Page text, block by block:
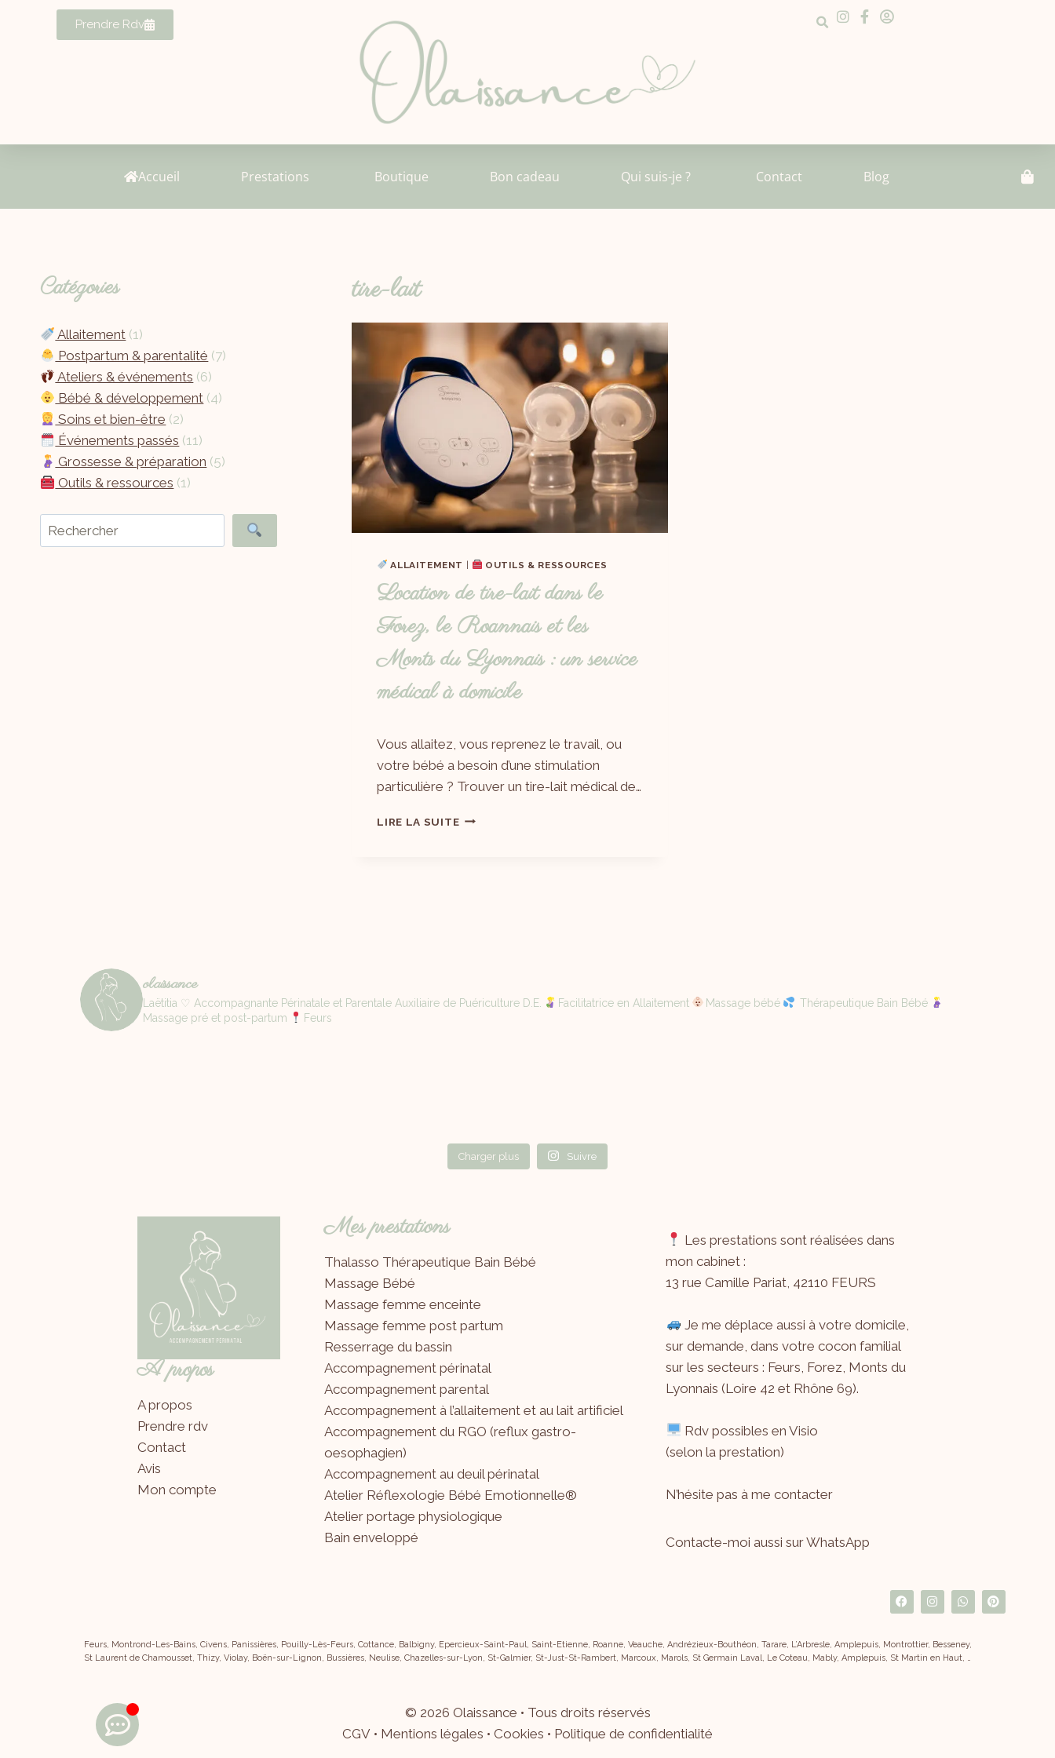
Prendre Rdv
Accueil Prestations Boutique Bon cadeau Qui suis-je ? Contact Blog
tire-lait
ALLAITEMENT OUTILS & RESSOURCES
Location de tire-lait dans le
Forez, le Roannais et les
Monts du Lyonnais : un service
médical à domicile
Laëtitia
Vous allaitez, vous reprenez le travail, ou
votre bébé a besoin d’une stimulation
particulière ? Trouver un tire-lait médical de…
LIRE LA SUITE
Catégories
Allaitement (1)
Postpartum & parentalité (7)
Ateliers & événements (6)
Bébé & développement (4)
Soins et bien-être (2)
Événements passés (11)
Grossesse & préparation (5)
Outils & ressources (1)
olaissance
Laëtitia ♡ Accompagnante Périnatale et Parentale Auxiliaire de Puériculture D.E. Facilitatrice en Allaitement Massage bébé
Thérapeutique Bain Bébé
Massage pré et post-partum
Feurs
Charger plus Suivre
A propos
A propos
Prendre rdv
Contact
Avis
Mon compte
Mes prestations
Thalasso Thérapeutique Bain Bébé
Massage Bébé
Massage femme enceinte
Massage femme post partum
Resserrage du bassin
Accompagnement périnatal
Accompagnement parental
Accompagnement à l’allaitement et au lait artificiel
Accompagnement du RGO (reflux gastro-
oesophagien)
Accompagnement au deuil périnatal
Atelier Réflexologie Bébé Emotionnelle®
Atelier portage physiologique
Bain enveloppé
Les prestations sont réalisées dans
mon cabinet :
13 rue Camille Pariat, 42110 FEURS
Je me déplace aussi à votre domicile,
sur demande, dans votre cocon familial
sur les secteurs : Feurs, Forez, Monts du
Lyonnais (Loire 42 et Rhône 69).
Rdv possibles en Visio
(selon la prestation)
N’hésite pas à mecontacter
Contacte-moi aussi sur WhatsApp
Feurs, Montrond-Les-Bains, Civens, Panissières, Pouilly-Lès-Feurs, Cottance, Balbigny, Epercieux-Saint-Paul, Saint-Etienne, Roanne, Veauche, Andrézieux-Bouthéon, Tarare, L’Arbresle, Amplepuis, Montrottier, Besseney,
St Laurent de Chamousset, Thizy, Violay, Boën-sur-Lignon, Bussières, Neulise, Chazelles-sur-Lyon, St-Galmier, St-Just-St-Rambert, Marcoux, Marols, St Germain Laval, Le Coteau, Mably, Amplepuis, St Martin en Haut, …
© 2026 Olaissance • Tous droits réservés
CGV • Mentions légales • Cookies • Politique de confidentialité